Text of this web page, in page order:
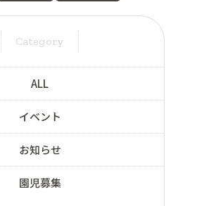
Category
ALL
イベント
お知らせ
園児募集